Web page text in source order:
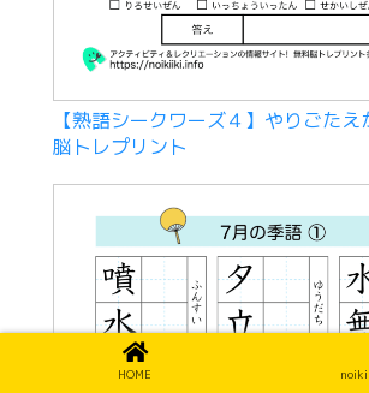
【熟語シークワーズ４】やりごた
脳トレプリント
HOME